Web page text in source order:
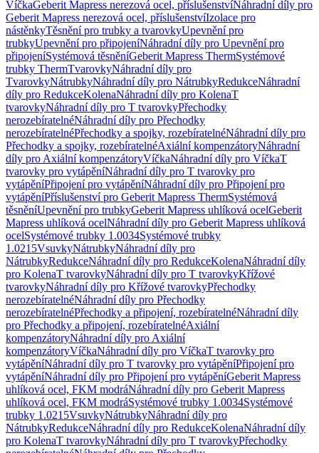
VíčkaGeberit Mapress nerezová ocel, příslušenstvíNáhradní díly pro
Geberit Mapress nerezová ocel, příslušenstvíIzolace pro
nástěnkyTěsnění pro trubky a tvarovkyUpevnění pro
trubkyUpevnění pro připojeníNáhradní díly pro Upevnění pro
připojeníSystémová těsněníGeberit Mapress ThermSystémové
trubky ThermTvarovkyNáhradní díly pro
TvarovkyNátrubkyNáhradní díly pro NátrubkyRedukceNáhradní
díly pro RedukceKolenaNáhradní díly pro KolenaT
tvarovkyNáhradní díly pro T tvarovkyPřechodky
nerozebíratelnéNáhradní díly pro Přechodky
nerozebíratelnéPřechodky a spojky, rozebíratelnéNáhradní díly pro
Přechodky a spojky, rozebíratelnéAxiální kompenzátoryNáhradní
díly pro Axiální kompenzátoryVíčkaNáhradní díly pro VíčkaT
tvarovky pro vytápěníNáhradní díly pro T tvarovky pro
vytápěníPřipojení pro vytápěníNáhradní díly pro Připojení pro
vytápěníPříslušenství pro Geberit Mapress ThermSystémová
těsněníUpevnění pro trubkyGeberit Mapress uhlíková ocelGeberit
Mapress uhlíková ocelNáhradní díly pro Geberit Mapress uhlíková
ocelSystémové trubky 1.0034Systémové trubky
1.0215VsuvkyNátrubkyNáhradní díly pro
NátrubkyRedukceNáhradní díly pro RedukceKolenaNáhradní díly
pro KolenaT tvarovkyNáhradní díly pro T tvarovkyKřížové
tvarovkyNáhradní díly pro Křížové tvarovkyPřechodky
nerozebíratelnéNáhradní díly pro Přechodky
nerozebíratelnéPřechodky a připojení, rozebíratelnéNáhradní díly
pro Přechodky a připojení, rozebíratelnéAxiální
kompenzátoryNáhradní díly pro Axiální
kompenzátoryVíčkaNáhradní díly pro VíčkaT tvarovky pro
vytápěníNáhradní díly pro T tvarovky pro vytápěníPřipojení pro
vytápěníNáhradní díly pro Připojení pro vytápěníGeberit Mapress
uhlíková ocel, FKM modráNáhradní díly pro Geberit Mapress
uhlíková ocel, FKM modráSystémové trubky 1.0034Systémové
trubky 1.0215VsuvkyNátrubkyNáhradní díly pro
NátrubkyRedukceNáhradní díly pro RedukceKolenaNáhradní díly
pro KolenaT tvarovkyNáhradní díly pro T tvarovkyPřechodky